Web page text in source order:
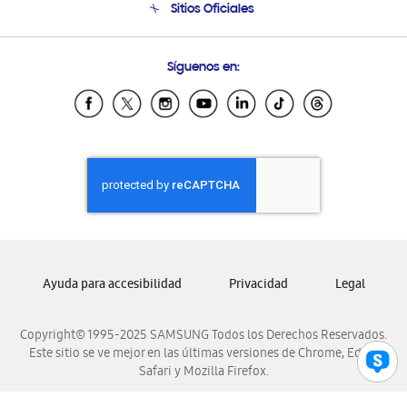
Soporte vía eMail
Sitios Oficiales
Samsung Ecuador
Samsung El Salvador
Samsung Honduras
Samsung Nicaragua
Samsung Panamá
Samsung Venezuela
Síguenos en:
Copyright© 1995-2025 SAMSUNG Todos los Derechos Reservados.
Este sitio se ve mejor en las últimas versiones de Chrome, Edge,
Safari y Mozilla Firefox.
Ayuda para accesibilidad Privacidad Legal